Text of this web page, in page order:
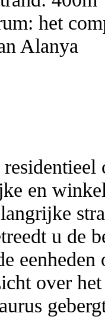
het
Alanya
en
u de
over